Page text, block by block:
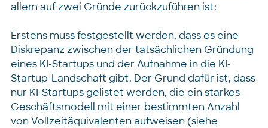
allem auf zwei Gründe zurückzuführen ist:
Erstens muss festgestellt werden, dass es eine
Diskrepanz zwischen der tatsächlichen Gründung
eines KI-Startups und der Aufnahme in die KI-
Startup-Landschaft gibt. Der Grund dafür ist, dass
nur KI-Startups gelistet werden, die ein starkes
Geschäftsmodell mit einer bestimmten Anzahl
von Vollzeitäquivalenten aufweisen (siehe